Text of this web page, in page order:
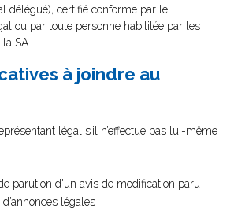
délégué), certifié conforme par le
ou par toute personne habilitée par les
la SA
à joindre au
légal s’il n’effectue pas lui-même
parution d'un avis de modification paru
légales